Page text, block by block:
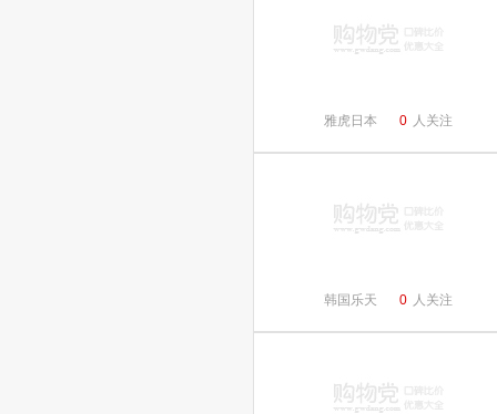
雅虎日本 0 人关注
韩国乐天 0 人关注